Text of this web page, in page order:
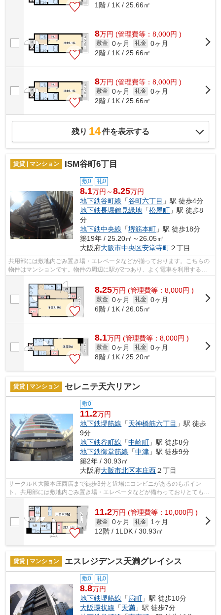
1階 / 1K / 25.66㎡
8万円 (管理費等：8,000円 )
敷金 0ヶ月 礼金 0ヶ月
2階 / 1K / 25.66㎡
8万円 (管理費等：8,000円 )
敷金 0ヶ月 礼金 0ヶ月
2階 / 1K / 25.66㎡
残り 14件を表示する
賃貸 | マンション ISM谷町6丁目
敷0 礼0
8.1万円～8.25万円
地下鉄谷町線 「谷町六丁目 」駅 徒歩4分
地下鉄長堀鶴見緑地 「松屋町 」駅 徒歩8
分
地下鉄中央線 「堺筋本町 」駅 徒歩18分
築19年 / 25.20㎡～26.05㎡
大阪府大阪市中央区安堂寺町２丁目
共用部には敷地内ごみ置き場・エレベータなどが揃っております。こちらの
物件はマンションです。物件の周辺に駅が2つあり、よく電車を利用する方
8.25万円 (管理費等：8,000円 )
敷金 0ヶ月 礼金 0ヶ月
6階 / 1K / 26.05㎡
8.1万円 (管理費等：8,000円 )
敷金 0ヶ月 礼金 0ヶ月
8階 / 1K / 25.20㎡
賃貸 | マンション セレニテ天六リアン
敷0
11.2万円
地下鉄堺筋線 「天神橋筋六丁目 」駅 徒歩
9分
地下鉄谷町線 「中崎町 」駅 徒歩8分
地下鉄御堂筋線 「中津 」駅 徒歩9分
築2年 / 30.93㎡
大阪府大阪市北区本庄西２丁目
サークルＫ大阪本庄西店まで徒歩3分と近場にコンビニがあるのもポイン
ト。共用部には敷地内ごみ置き場・エレベータなどが備わっておりとても充
実しています。外観タイル張りは、マンシ...
11.2万円 (管理費等：10,000円 )
敷金 0ヶ月 礼金
1ヶ月
12階 / 1LDK / 30.93㎡
賃貸 | マンション エスレジデンス天満グレイシス
敷0 礼0
8.8万円
地下鉄堺筋線 「 扇町 」駅 徒歩10分
大阪環状線 「天満 」駅 徒歩7分